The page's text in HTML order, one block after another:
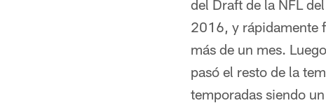
del Draft de la NFL
2016, y rápidamente
más de un mes.
pasó el resto de la
temporadas siendo